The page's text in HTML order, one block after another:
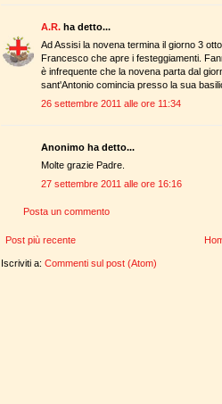
A.R. ha detto...
Ad Assisi la novena termina il giorno 3
Francesco che apre i festeggiamenti.
è infrequente che la novena parta dal
sant'Antonio comincia presso la sua
26 settembre 2011 alle ore 11:34
Anonimo ha detto...
Molte grazie Padre.
27 settembre 2011 alle ore 16:16
Posta un commento
Post più recente
Iscriviti a: Commenti sul post (Atom)